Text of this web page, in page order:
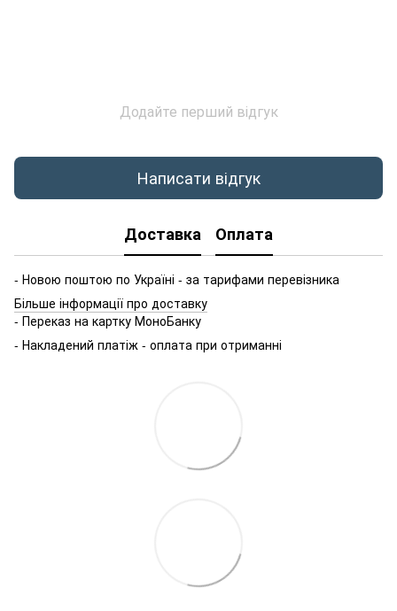
Додайте перший відгук
Написати відгук
Доставка Оплата
- Новою поштою по Україні - за тарифами перевізника
Більше інформації про доставку
- Переказ на картку МоноБанку
- Накладений платіж - оплата при отриманні